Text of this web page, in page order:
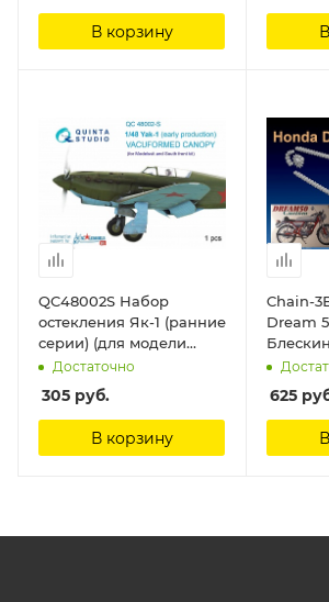
В корзину
QC48002S Набор
остекления Як-1 (ранние
серии) (для модели
Моделсвит/ЮФ), 1 шт
Quinta Studio
Достаточно
305 руб.
В корзину
Chain-
Dream
Блескин
625